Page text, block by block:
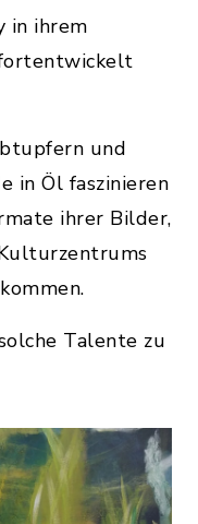
in ihrem
und
in Öl faszinieren
ihrer Bilder,
Talente zu